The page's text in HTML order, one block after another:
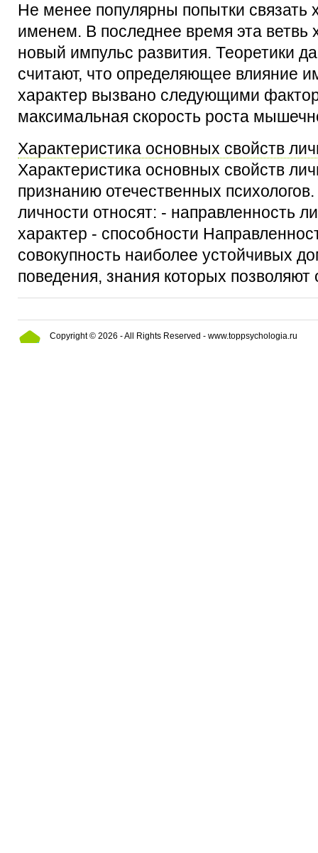
Не менее популярны попытки связать
именем. В последнее время эта ветвь
новый импульс развития. Теоретики
считают, что определяющее влияние
характер вызвано следующими
максимальная скорость роста
Характеристика основных свойств
Характеристика основных свойств
признанию отечественных
личности относят: - направленность
характер - способности
совокупность наиболее устойчивых
поведения, знания которых позволяют
Copyright © 2026 - All Rights Reserved - www.toppsychologia.ru